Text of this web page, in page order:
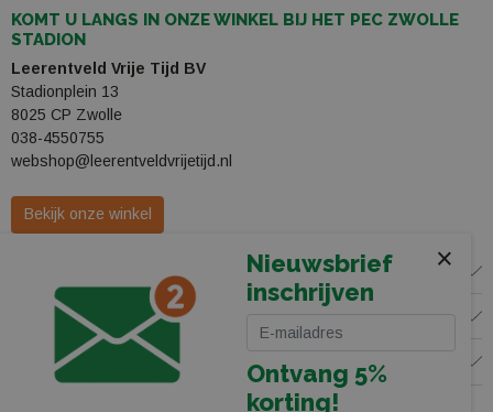
KOMT U LANGS IN ONZE WINKEL BIJ HET PEC ZWOLLE
STADION
Leerentveld Vrije Tijd BV
Stadionplein 13
8025 CP Zwolle
038-4550755
webshop@leerentveldvrijetijd.nl
Bekijk onze winkel
WINKEL
KLANTENSERVICE
VOLG ONS
×
Nieuwsbrief
inschrijven
Ontvang 5%
korting!